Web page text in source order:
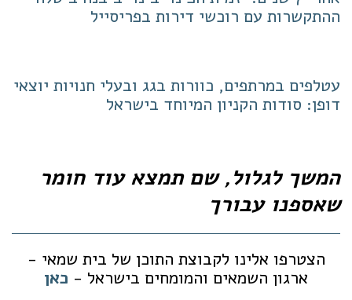
ההתקשרות עם רוכשי דירות בפריסייל
עטלפים במרתפים, כוורות בגג ובעלי חנויות יוצאי
דופן: סודות הקניון המיוחד בישראל
המשך לגלול, שם תמצא עוד חומר
שאספנו עבורך
הצטרפו אלינו לקבוצת התוכן של בית שמאי -
ארגון השמאים והמומחים בישראל - כאן